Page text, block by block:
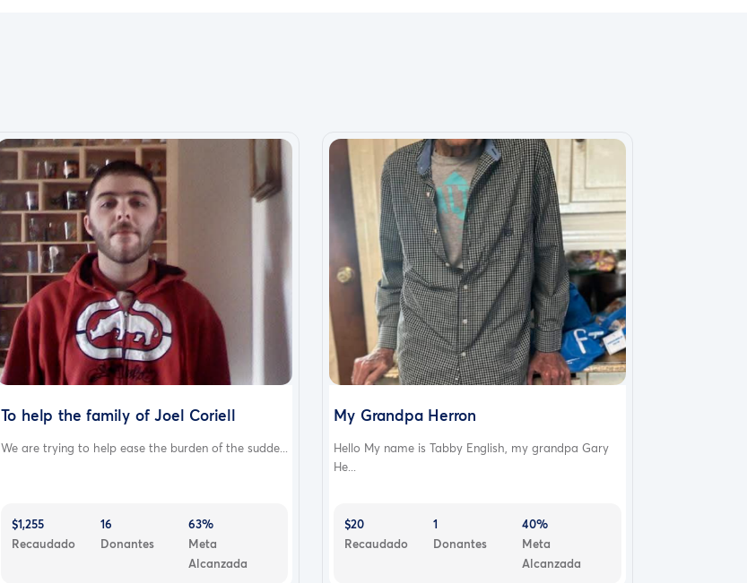
To help the family of Joel Coriell
We are trying to help ease the burden of the sudde...
$1,255
Recaudado
16
Donantes
63%
Meta
Alcanzada
My Grandpa Herron
Hello My name is Tabby English, my grandpa Gary
He...
$20
Recaudado
1
Donantes
40%
Meta
Alcanzada